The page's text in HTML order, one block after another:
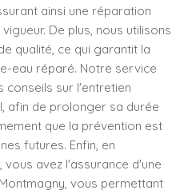
ainsi une réparation
De plus, nous utilisons
qualité, ce qui garantit la
eau réparé. Notre service
conseils sur l'entretien
afin de prolonger sa durée
que la prévention est
futures. Enfin, en
avez l'assurance d'une
vous permettant